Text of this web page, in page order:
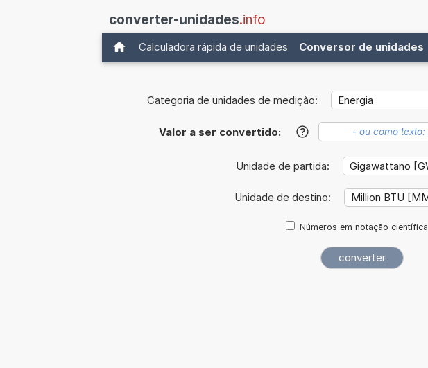
converter-unidades.info
Calculadora rápida de unidades Conversor de unidades
Categoria de unidades de medição:
Valor a ser convertido: ?
Unidade de partida:
Unidade de destino:
Números em notação científica